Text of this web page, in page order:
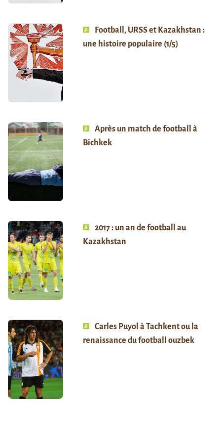
Football, URSS et Kazakhstan :
une histoire populaire (1/5)
Après un match de football à
Bichkek
2017 : un an de football au
Kazakhstan
Carles Puyol à Tachkent ou la
renaissance du football ouzbek